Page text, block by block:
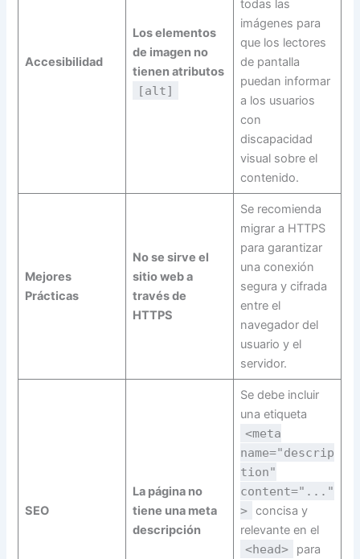
Accesibilidad
Los elementos
de imagen no
tienen atributos
[alt]
todas las
imágenes para
que los lectores
de pantalla
puedan informar
a los usuarios
con
discapacidad
visual sobre el
contenido.
Mejores
Prácticas
No se sirve el
sitio web a
través de
HTTPS
Se recomienda
migrar a HTTPS
para garantizar
una conexión
segura y cifrada
entre el
navegador del
usuario y el
servidor.
SEO
La página no
tiene una meta
descripción
Se debe incluir
una etiqueta
<meta
name="descrip
tion"
content="..."
>
concisa y
relevante en el
<head>
para